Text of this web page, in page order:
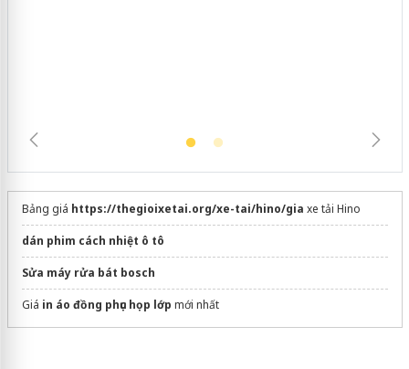
Bảng giá https://thegioixetai.org/xe-tai/hino/gia xe tải Hino
dán phim cách nhiệt ô tô
Sửa máy rửa bát bosch
Giá in áo đồng phục họp lớp​ mới nhất